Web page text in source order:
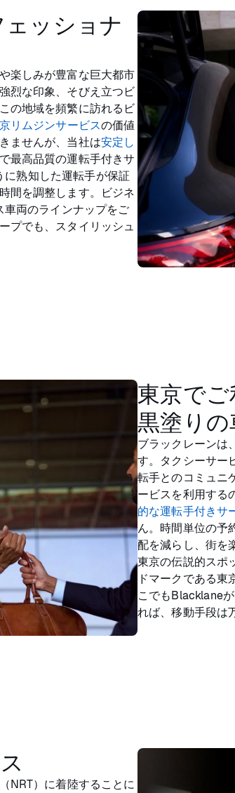
ッショナ
楽しみが豊富な巨大都市
烈な印象、そびえ立つビ
の地域を頻繁に訪れるビ
リムジンサービスの価値
ませんが、当社は安定し
最高品質の運転手付きサ
熟知した運転手が保証
間を調整します。ビジネ
両のラインナップをご
プでも、スタイリッシュ
東京で
黒塗り
ブラックレーンは
す。タクシーサー
転手とのコミュニ
ービスを利用する
的な運転手付きサ
ん。時間単位の予
配を減らし、街を
東京の伝説的スポ
ドマークである
こでもBlacklaneが
れば、移動手段は
NRT）に着陸することに